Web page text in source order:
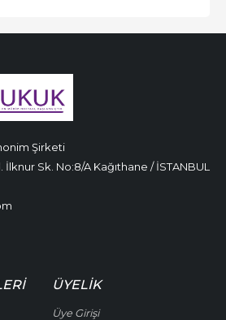
Şirketi
Sk. No:8/A Kağıthane / İSTANBUL
ÜYELIK
Üye Girişi